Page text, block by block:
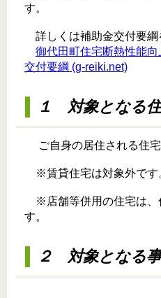
す。
詳しくは補助金交付要綱
御代田町住宅断熱性能
交付要綱 (g-reiki.net)
１ 対象となる
ご自身の居住される住宅
※賃貸住宅は対象外です
※店舗等併用の住宅は、
す。
２ 対象となる